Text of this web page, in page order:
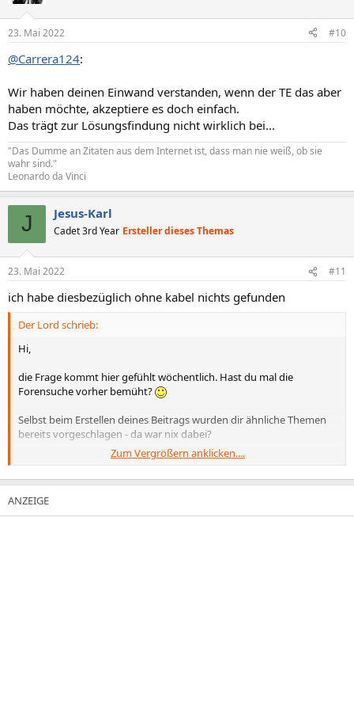
23. Mai 2022 #10
@Carrera124:
Wir haben deinen Einwand verstanden, wenn der TE das aber
haben möchte, akzeptiere es doch einfach.
Das trägt zur Lösungsfindung nicht wirklich bei...
"Das Dumme an Zitaten aus dem Internet ist, dass man nie weiß, ob sie
wahr sind."
Leonardo da Vinci
J Jesus-Karl
Cadet 3rd Year Ersteller dieses Themas
23. Mai 2022 #11
ich habe diesbezüglich ohne kabel nichts gefunden
Der Lord schrieb:
Hi,
die Frage kommt hier gefühlt wöchentlich. Hast du mal die
Forensuche vorher bemüht?
Selbst beim Erstellen deines Beitrags wurden dir ähnliche Themen
bereits vorgeschlagen - da war nix dabei?
Anhang anzeigen 1221139
man wieder alles von vorn durchkaut.
Zum Vergrößern anklicken....